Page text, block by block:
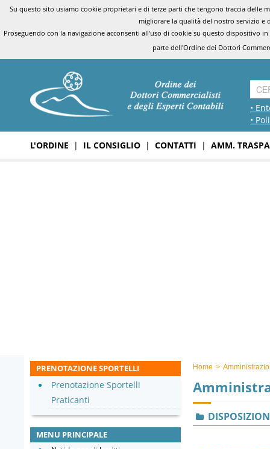
Su questo sito usiamo cookie proprietari e di terze parti che tengono traccia
migliorare la qualità del nostro servizio e
Proseguendo con la navigazione acconsenti all'uso di cookie su questo dispositivo
parte dell'Ordine dei Dottori
•
•
L'ORDINE | IL CONSIGLIO | CONTATTI | AMM.
Home >
PRENOTAZIONE SPORTELLI
Prenotazione Sportelli
Praticanti
MENU PRINCIPALE